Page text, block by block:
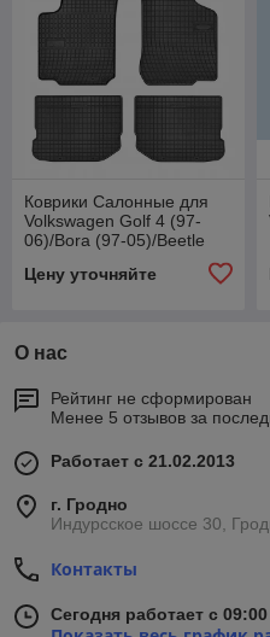
Коврики Салонные для
Volkswagen Golf 4 (97-
06)/Bora (97-05)/Beetle
10)/Toledo (99-04)
Цену уточняйте
О нас
Рейтинг не сформирован
Менее 5 отзывов за
Работает с 21.02.2013
г. Гродно
Индурсское шоссе 30,
Контакты
Сегодня работает с